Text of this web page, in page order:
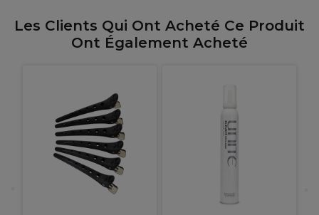
Les Clients Qui Ont Acheté Ce Produit
Ont Également Acheté